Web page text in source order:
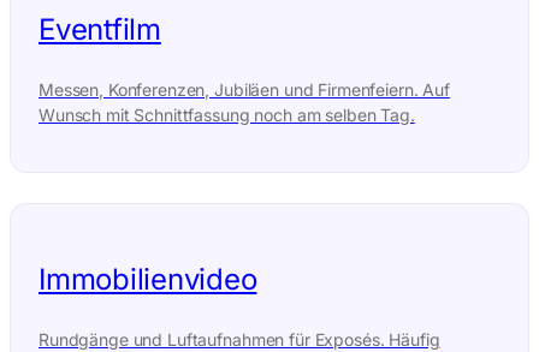
Eventfilm
Messen, Konferenzen, Jubiläen und Firmenfeiern. Auf
Wunsch mit Schnittfassung noch am selben Tag.
Immobilienvideo
Rundgänge und Luftaufnahmen für Exposés. Häufig